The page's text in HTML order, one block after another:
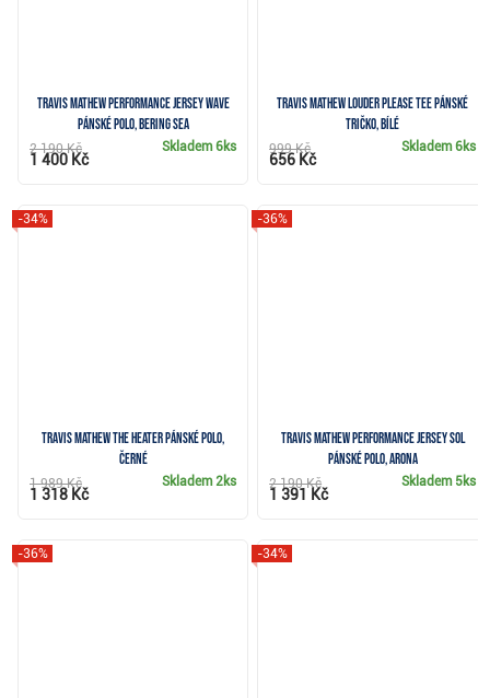
Travis Mathew Performance Jersey Wave
pánské polo, bering sea
Skladem6ks
2 190 Kč
1 400 Kč
Travis Mathew Louder Please Tee pánské
tričko, bílé
Skladem6ks
999 Kč
656 Kč
Travis Mathew The Heater pánské polo,
černé
-34%
Skladem2ks
1 989 Kč
1 318 Kč
Travis Mathew Performance Jersey Sol
pánské polo, arona
-36%
Skladem 5ks
2 190 Kč
1 391 Kč
-36% -34%